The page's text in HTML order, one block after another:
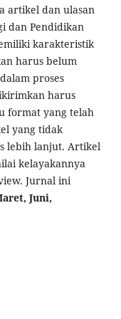
artikel dan ulasan
dan Pendidikan
karakteristik
harus belum
proses
harus
format yang telah
yang tidak
lebih lanjut. Artikel
kelayakannya
Jurnal ini
Juni,